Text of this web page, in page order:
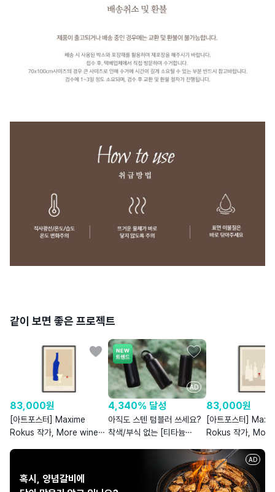
같이 보면 좋은 프로젝트
83,000원
[아트포스터] Maxime
Rokus 작가, More wine
AD
4,340% 달성
아직도 스텐 텀블러 쓰세요?
착색/부식 없는 [티타늄
83,000원
[아트포스터]
Rokus 작가,
혹시, 양념갈비에
AD